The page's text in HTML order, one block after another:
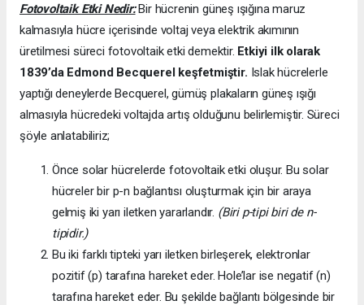
Fotovoltaik Etki Nedir:Bir hücrenin güneş ışığına maruz
kalmasıyla hücre içerisinde voltaj veya elektrik akımının
üretilmesi süreci fotovoltaik etki demektir. Etkiyi ilk olarak
1839’da Edmond Becquerel keşfetmiştir. Islak hücrelerle
yaptığı deneylerde Becquerel, gümüş plakaların güneş ışığı
almasıyla hücredeki voltajda artış olduğunu belirlemiştir. Süreci
şöyle anlatabiliriz;
Önce solar hücrelerde fotovoltaik etki oluşur. Bu solar
hücreler bir p-n bağlantısı oluşturmak için bir araya
gelmiş iki yarı iletken yararlandır. (Biri p-tipi biri de n-
tipidir.)
Bu iki farklı tipteki yarı iletken birleşerek, elektronlar
pozitif (p) tarafına hareket eder. Hole’lar ise negatif (n)
tarafına hareket eder. Bu şekilde bağlantı bölgesinde bir